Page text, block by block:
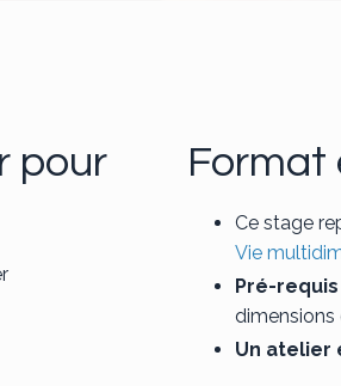
pour
Format
Ce stage
Vie
Pré-requis
dimensions
Un atelier